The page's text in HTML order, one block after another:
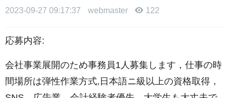
2023-09-27 09:17:37 webmaster 122
応募内容:
会社事業展開のため事務員1人募集します，仕事の時
間場所は弾性作業方式,日本語ニ級以上の資格取得，